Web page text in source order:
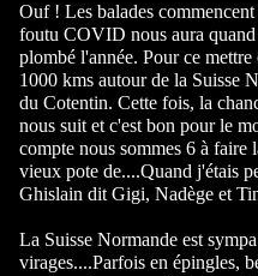
Ouf ! Les balades
foutu COVID nous aura quand
plombé l'année. Pour ce
1000 kms autour de la Suisse
du Cotentin. Cette fois, la
nous suit et c'est bon pour le
compte nous sommes 6 à faire
vieux pote de....Quand j'étais
Ghislain dit Gigi, Nadège et
La Suisse Normande est
virages....Parfois en épingles,